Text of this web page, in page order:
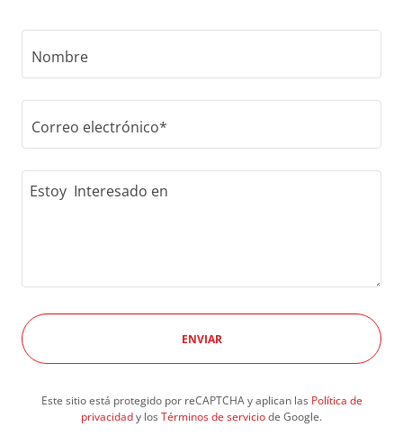
Nombre
Correo electrónico*
ENVIAR
Este sitio está protegido por reCAPTCHA y aplican las Política de
privacidady los Términos de serviciode Google.